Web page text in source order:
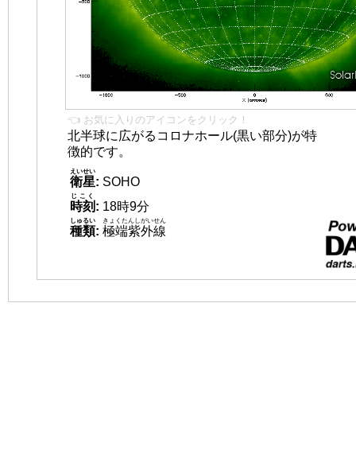
👈 お気に入りのアイコンをクリック！
北半球に広がるコロナホール(黒い部分)が特
徴的です。
衛星
えいせい
: SOHO
時刻
じこく
: 18時9分
種類
しゅるい
: 極端紫外線
きょくたんしがいせん